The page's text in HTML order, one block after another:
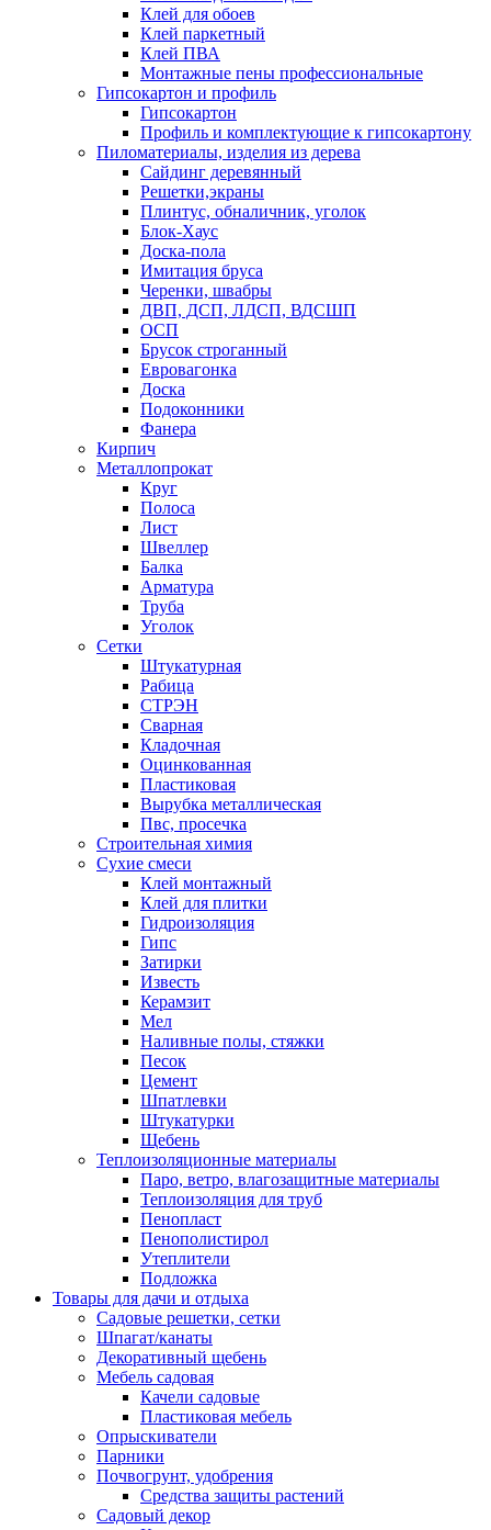
Клей для обоев
Клей паркетный
Клей ПВА
Монтажные пены профессиональные
Гипсокартон и профиль
Гипсокартон
Профиль и комплектующие к гипсокартону
Пиломатериалы, изделия из дерева
Сайдинг деревянный
Решетки,экраны
Плинтус, обналичник, уголок
Блок-Хаус
Доска-пола
Имитация бруса
Черенки, швабры
ДВП, ДСП, ЛДСП, ВДСШП
ОСП
Брусок строганный
Евровагонка
Доска
Подоконники
Фанера
Кирпич
Металлопрокат
Круг
Полоса
Лист
Швеллер
Балка
Арматура
Труба
Уголок
Сетки
Штукатурная
Рабица
СТРЭН
Сварная
Кладочная
Оцинкованная
Пластиковая
Вырубка металлическая
Пвс, просечка
Строительная химия
Сухие смеси
Клей монтажный
Клей для плитки
Гидроизоляция
Гипс
Затирки
Известь
Керамзит
Мел
Наливные полы, стяжки
Песок
Цемент
Шпатлевки
Штукатурки
Щебень
Теплоизоляционные материалы
Паро, ветро, влагозащитные материалы
Теплоизоляция для труб
Пенопласт
Пенополистирол
Утеплители
Подложка
Товары для дачи и отдыха
Садовые решетки, сетки
Шпагат/канаты
Декоративный щебень
Мебель садовая
Качели садовые
Пластиковая мебель
Опрыскиватели
Парники
Почвогрунт, удобрения
Средства защиты растений
Садовый декор